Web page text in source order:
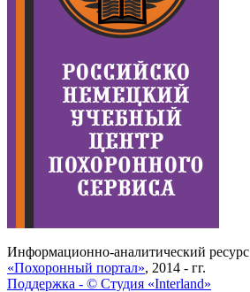
Информационно-аналитический ресурс
«Похоронный портал», 2014 - гг.
Поддержка - © Cтудия «Interland»